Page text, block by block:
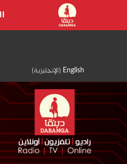
content
English
(الإنجليزية)